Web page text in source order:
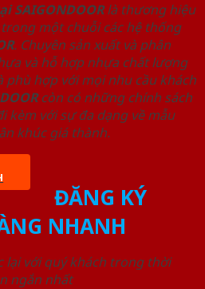
SAIGONDOORlà thương hiệu
một chuỗi các hệ thống
. Chuyên sản xuất và phân
và hỗ hợp nhựa chất lượng
phù hợp với mọi nhu cầu khách
còn có những chính sách
kèm với sự đa dạng về mẫu
khúc giá thành.
ĐĂNG KÝ
NHANH
lại với quý khách trong thời
ngắn nhất